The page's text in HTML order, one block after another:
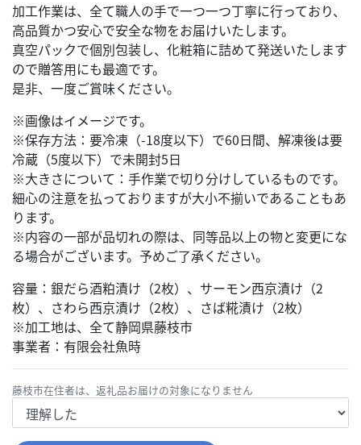
加工作業は、全て職人の手で一つ一つ丁寧に行っており、
高品質かつ安心で安全な物をお届けいたします。
真空パックで個別包装し、化粧箱に詰めて発送いたします
ので贈答用にも最適です。
是非、一度ご賞味ください。
※画像はイメージです。
※保存方法：要冷凍（-18度以下）で60日間、解凍後は要
冷蔵（5度以下）で未開封5日
※大きさについて：手作業で切り分けしているものです。
細心の注意を払っておりますが大小不揃いであることもあ
ります。
※内容の一部が品切れの際は、同等品以上の物と変更にな
る場合がございます。予めご了承ください。
容量：銀だら酒粕漬け（2枚）、サーモン西京漬け（2
枚）、さわら西京漬け（2枚）、さば糀漬け（2枚）
※加工地は、全て静岡県藤枝市
事業者：有限会社魚時
藤枝市在住者は、返礼品お届けの対象になりません
120